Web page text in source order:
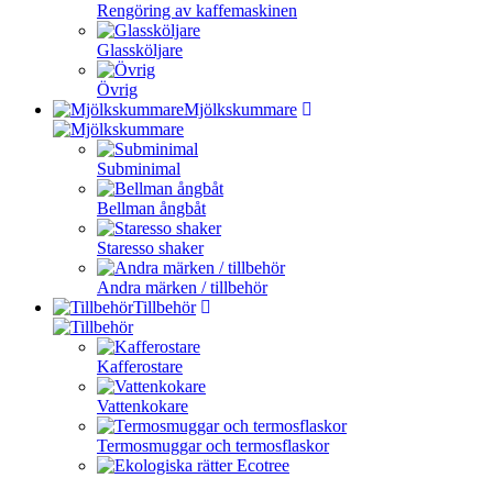
Rengöring av kaffemaskinen
Glassköljare
Övrig
Mjölkskummare
Subminimal
Bellman ångbåt
Staresso shaker
Andra märken / tillbehör
Tillbehör
Kafferostare
Vattenkokare
Termosmuggar och termosflaskor